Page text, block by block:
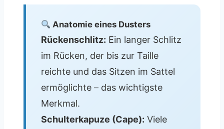
Anatomie eines Dusters
Rückenschlitz: Ein langer Schlitz
im Rücken, der bis zur Taille
reichte und das Sitzen im Sattel
ermöglichte – das wichtigste
Merkmal.
Schulterkapuze (Cape): Viele